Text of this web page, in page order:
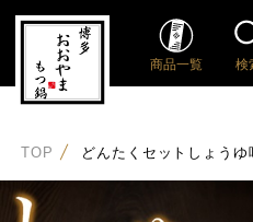
商品一覧 検
TOP どんたくセットしょうゆ